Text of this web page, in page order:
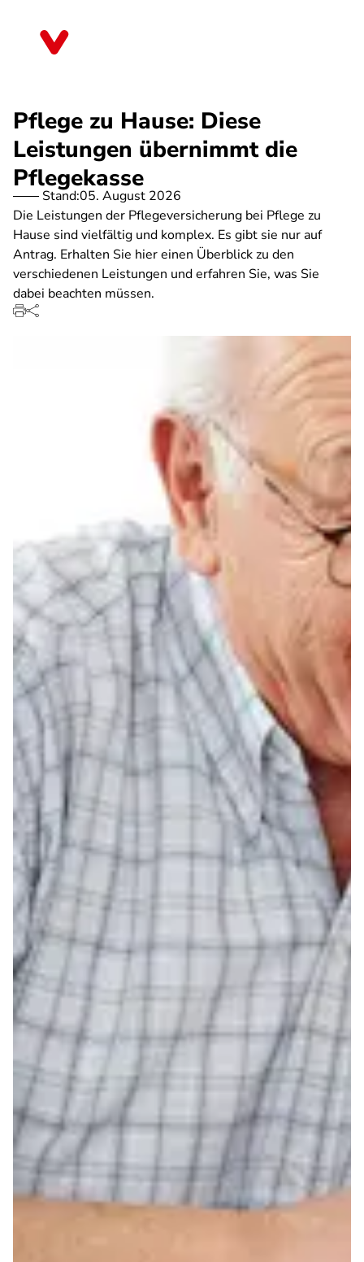
Pflege zu Hause: Diese
Leistungen übernimmt die
Pflegekasse
Stand:05. August 2026
Die Leistungen der Pflegeversicherung bei Pflege zu
Hause sind vielfältig und komplex. Es gibt sie nur auf
Antrag. Erhalten Sie hier einen Überblick zu den
verschiedenen Leistungen und erfahren Sie, was Sie
dabei beachten müssen.